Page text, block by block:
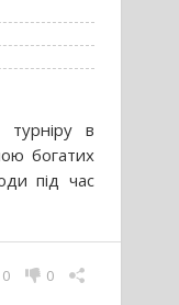
в
богатих
під час
0
0